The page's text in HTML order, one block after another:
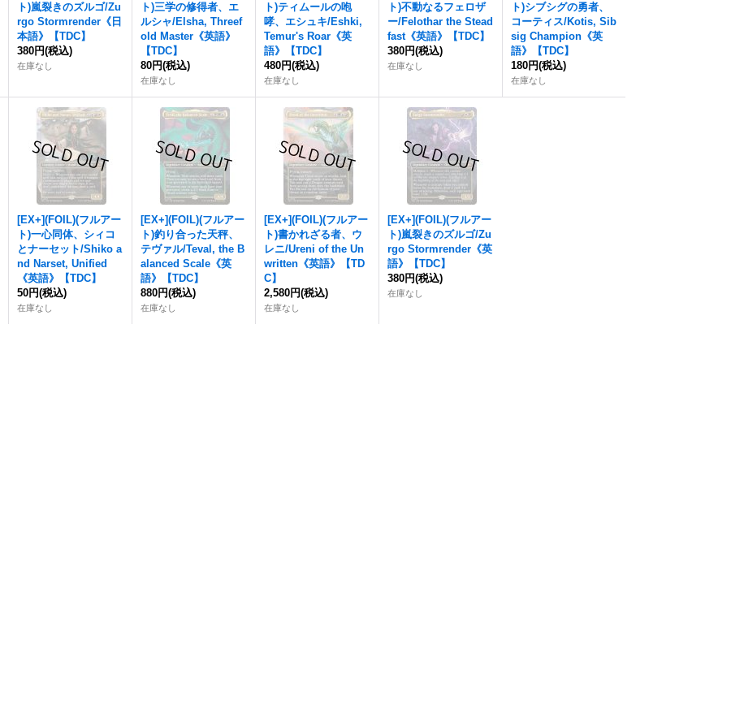
ト)嵐裂きのズルゴ/Zu
rgo Stormrender《日
本語》【TDC】
380円(税込)
在庫なし
ト)三学の修得者、エ
ルシャ/Elsha, Threef
old Master《英語》
【TDC】
80円(税込)
在庫なし
ト)ティムールの咆
哮、エシュキ/Eshki,
Temur's Roar《英
語》【TDC】
480円(税込)
在庫なし
ト)不動なるフェロザ
ー/Felothar the Stead
fast《英語》【TDC】
380円(税込)
在庫なし
ト)シブシグの勇者、
コーティス/Kotis, Sib
sig Champion《英
語》【TDC】
180円(税込)
在庫なし
[EX+](FOIL)(フルアー
ト)一心同体、シィコ
とナーセット/Shiko a
nd Narset, Unified
《英語》【TDC】
50円(税込)
在庫なし
[EX+](FOIL)(フルアー
ト)釣り合った天秤、
テヴァル/Teval, the B
alanced Scale《英
語》【TDC】
880円(税込)
在庫なし
[EX+](FOIL)(フルアー
ト)書かれざる者、ウ
レニ/Ureni of the Un
written《英語》【TD
C】
2,580円(税込)
在庫なし
[EX+](FOIL)(フルアー
ト)嵐裂きのズルゴ/Zu
rgo Stormrender《英
語》【TDC】
380円(税込)
在庫なし